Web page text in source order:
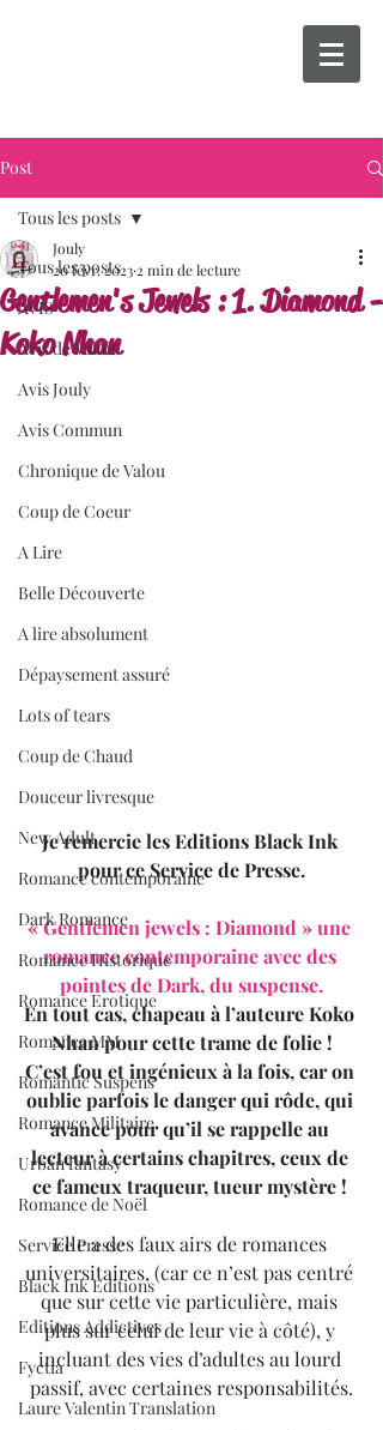
Post
Tous les posts
AVIS
Avis de Valou
Avis Jouly
Avis Commun
Chronique de Valou
Coup de Coeur
A Lire
Belle Découverte
A lire absolument
Dépaysement assuré
Lots of tears
Coup de Chaud
Douceur livresque
New Adult
Romance contemporaine
Dark Romance
Romance Historique
Romance Erotique
Romance MM
Romantic Suspens
Romance Militaire
Urban fantasy
Romance de Noël
Service Presse
Black Ink Editions
Editions Addictives
Fyctia
Laure Valentin Translation
Tous les posts
Gentlemen's Jewels : 1. Diamond -
Koko Nhan
Jouly
20 févr. 2023 2 min de lecture
Je remercie les Editions Black Ink
pour ce Service de Presse.
« Gentlemen jewels : Diamond » une
romance contemporaine avec des
pointes de Dark, du suspense.
En tout cas, chapeau à l’auteure Koko
Nhan pour cette trame de folie !
C’est fou et ingénieux à la fois, car on
oublie parfois le danger qui rôde, qui
avance pour qu’il se rappelle au
lecteur à certains chapitres, ceux de
ce fameux traqueur, tueur mystère !
Elle a des faux airs de romances
universitaires, (car ce n’est pas centré
que sur cette vie particulière, mais
plus sur celui de leur vie à côté), y
incluant des vies d’adultes au lourd
passif, avec certaines responsabilités.